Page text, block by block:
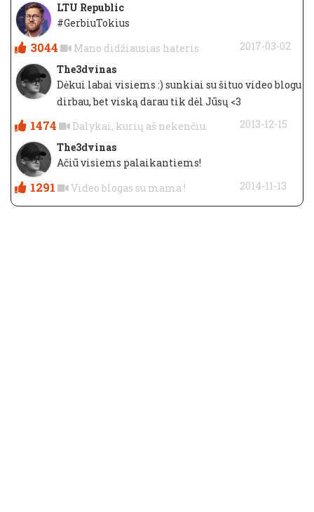
LTU Republic
#GerbiuTokius
3044 Mano didžiausias hateris
2017-03-02
The3dvinas
Dėkui labai visiems :) sunkiai su šituo video blogu
dirbau, bet viską darau tik dėl Jūsų <3
1474 Dalykai, kurių aš nekenčiu.
2013-12-15
The3dvinas
Ačiū visiems palaikantiems!
1291 Video blogas su mama ! 2014-11-13